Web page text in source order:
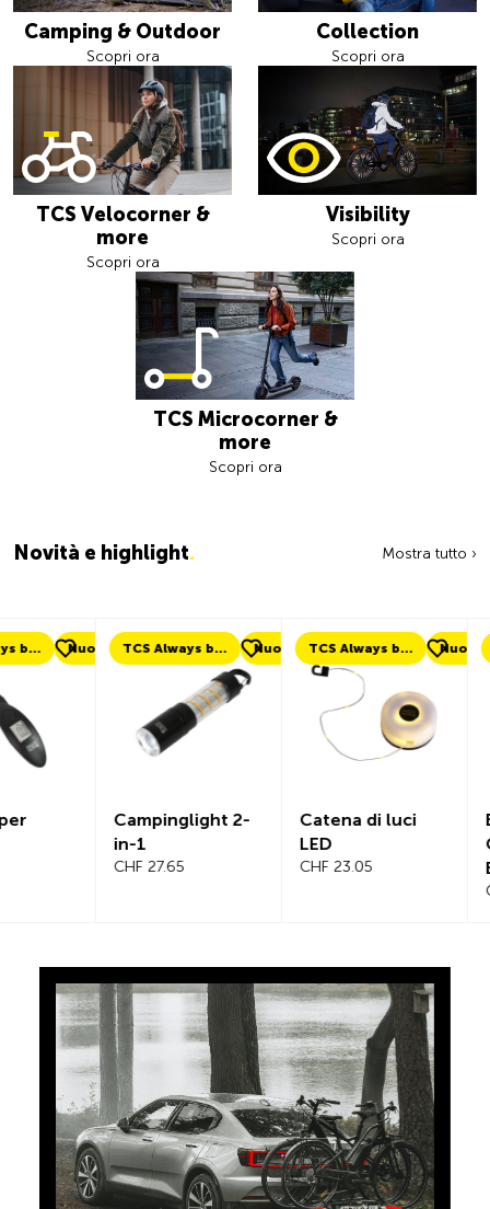
Camping & Outdoor
Scopri ora
Collection
Scopri ora
TCS Velocorner &
more
Scopri ora
Visibility
Scopri ora
TCS Microcorner &
more
Scopri ora
Novità e highlight. Mostra tutto ›
TCS Always by my side Nuovo
Campinglight 2-
TCS Always by my side Nuovo
Catena di luci
Nuovo
Beeline
Bicicletta
Completo